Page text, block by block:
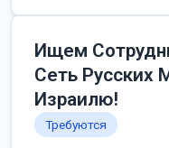
Ищем
Сеть Русских
Израилю!
Требуются